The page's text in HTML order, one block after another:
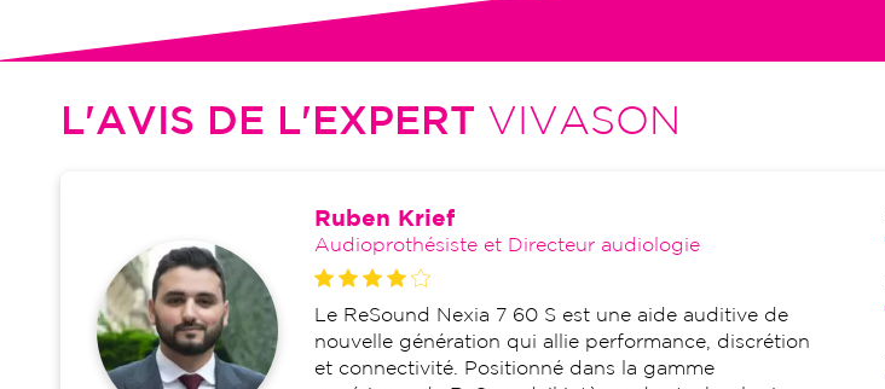
L'AVIS DE L'EXPERT VIVASON
Ruben Krief
Audioprothésiste et Directeur audiologie
Le ReSound Nexia 7 60 S est une aide auditive de
nouvelle génération qui allie performance, discrétion
et connectivité. Positionné dans la gamme